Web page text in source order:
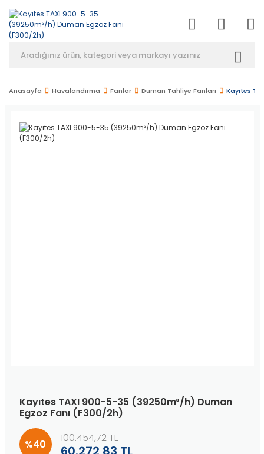
Anasayfa Havalandırma Fanlar Duman Tahliye Fanları Kayıtes
Kayıtes TAXI 900-5-35 (39250m³/h) Duman
Egzoz Fanı (F300/2h)
%40 100.454,72 TL